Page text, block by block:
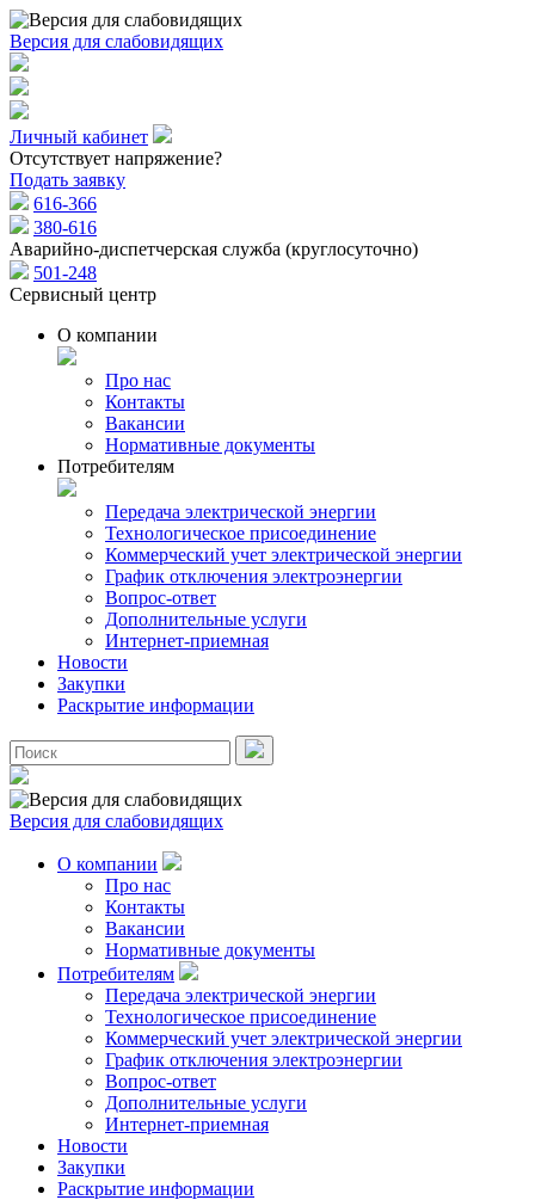
Версия для слабовидящих
Личный кабинет
Отсутствует напряжение?
Подать заявку
616-366
380-616
Аварийно-диспетчерская служба (круглосуточно)
501-248
Сервисный центр
О компании
Про нас
Контакты
Вакансии
Нормативные документы
Потребителям
Передача электрической энергии
Технологическое присоединение
Коммерческий учет электрической энергии
График отключения электроэнергии
Вопрос-ответ
Дополнительные услуги
Интернет-приемная
Новости
Закупки
Раскрытие информации
Версия для слабовидящих
О компании
Про нас
Контакты
Вакансии
Нормативные документы
Потребителям
Передача электрической энергии
Технологическое присоединение
Коммерческий учет электрической энергии
График отключения электроэнергии
Вопрос-ответ
Дополнительные услуги
Интернет-приемная
Новости
Закупки
Раскрытие информации